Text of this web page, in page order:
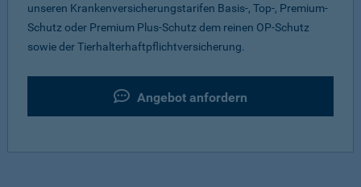
unseren Krankenversicherungstarifen Basis-, Top-, Premium-
Schutz oder Premium Plus-Schutz dem reinen OP-Schutz
sowie der Tierhalterhaftpflichtversicherung.
Angebot anfordern